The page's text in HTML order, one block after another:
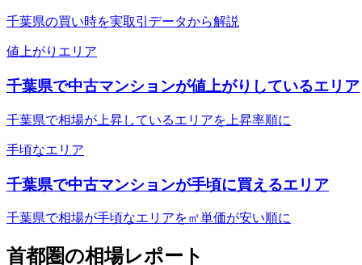
千葉県の買い時を実取引データから解説
値上がりエリア
千葉県で中古マンションが値上がりしているエリア
千葉県で相場が上昇しているエリアを上昇率順に
手頃なエリア
千葉県で中古マンションが手頃に買えるエリア
千葉県で相場が手頃なエリアを㎡単価が安い順に
首都圏の相場レポート